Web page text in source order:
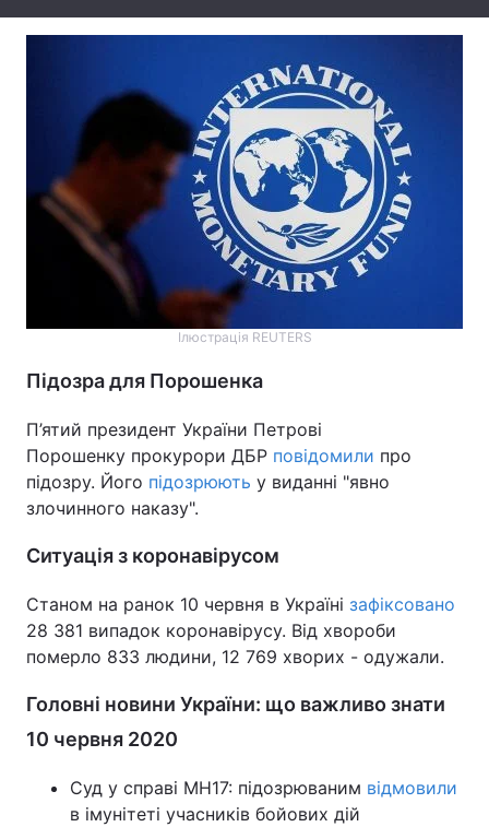
Тема оформлення
Ілюстрація REUTERS
Підозра для Порошенка
П’ятий президент України Петрові
Порошенку прокурори ДБР повідомили про
підозру. Його підозрюють у виданні "явно
злочинного наказу".
Ситуація з коронавірусом
Станом на ранок 10 червня в Україні зафіксовано
28 381 випадок коронавірусу. Від хвороби
померло 833 людини, 12 769 хворих - одужали.
Головні новини України: що важливо знати
10 червня 2020
Суд у справі МН17: підозрюваним відмовили
в імунітеті учасників бойових дій